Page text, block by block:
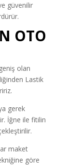
güvenilir
OTO
olan
Lastik
gerek
İğne ile fitilin
maket
göre